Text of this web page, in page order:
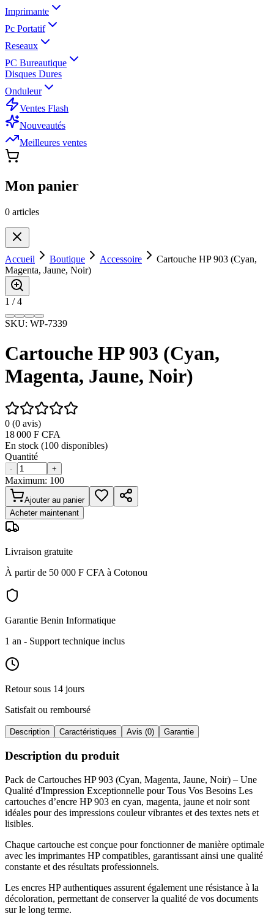
Imprimante
Pc Portatif
Reseaux
PC Bureautique
Disques Dures
Onduleur
Ventes Flash
Nouveautés
Meilleures ventes
Mon panier
0 articles
Accueil Boutique Accessoire
Cartouche HP 903 (Cyan,
Magenta, Jaune, Noir)
1 /4
SKU: WP-7339
Cartouche HP 903 (Cyan,
Magenta, Jaune, Noir)
0 (0 avis)
18 000 F CFA
En stock (100 disponibles)
Quantité
- +
Maximum: 100
Ajouter au panier
Acheter maintenant
Livraison gratuite
À partir de 50 000 F CFA à Cotonou
Garantie Benin Informatique
1 an - Support technique inclus
Retour sous 14 jours
Satisfait ou remboursé
Description Caractéristiques Avis (0) Garantie
Description du produit
Pack de Cartouches HP 903 (Cyan, Magenta, Jaune, Noir) – Une
Qualité d'Impression Exceptionnelle pour Tous Vos Besoins Les
cartouches d’encre HP 903 en cyan, magenta, jaune et noir sont
idéales pour des impressions couleur vibrantes et des textes nets et
lisibles.
Chaque cartouche est conçue pour fonctionner de manière optimale
avec les imprimantes HP compatibles, garantissant ainsi une qualité
constante et des résultats professionnels.
Les encres HP authentiques assurent également une résistance à la
décoloration, permettant de conserver la qualité de vos documents
sur le long terme.